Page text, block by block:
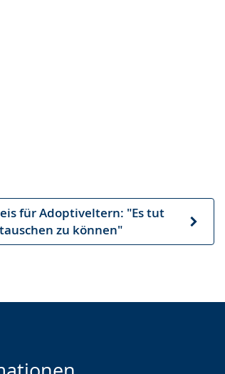
für Adoptiveltern: "Es tut
zu können"